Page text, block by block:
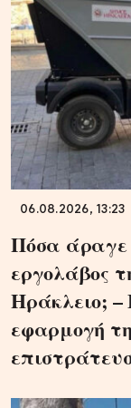
06.08.2026, 13:23
Πόσα άραγε
εργολάβος
Ηράκλειο;
εφαρμογή